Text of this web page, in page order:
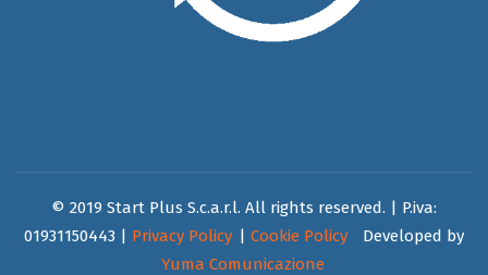
© 2019 Start Plus S.c.a.r.l. All rights reserved. | P.iva:
01931150443 | Privacy Policy | Cookie Policy
Developed by
Yuma Comunicazione